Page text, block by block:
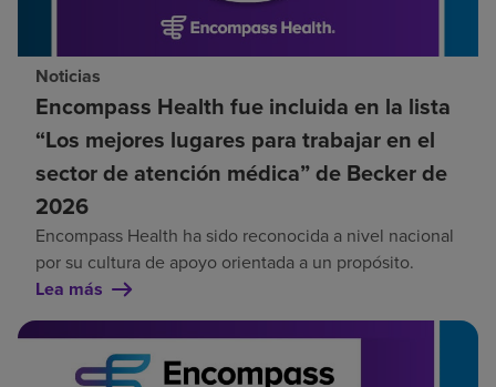
Noticias
Encompass Health fue incluida en la lista
“Los mejores lugares para trabajar en el
sector de atención médica” de Becker de
2026
Encompass Health ha sido reconocida a nivel nacional
por su cultura de apoyo orientada a un propósito.
Lea más